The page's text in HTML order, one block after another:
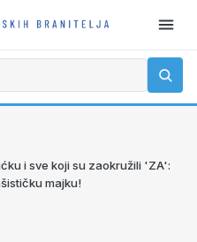
i sve koji su zaokružili 'ZA':
majku!